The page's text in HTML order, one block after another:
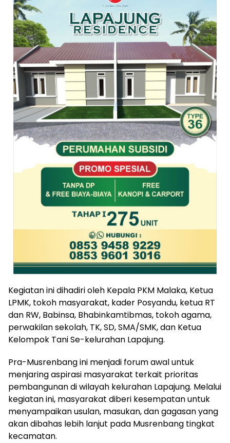
Kegiatan ini dihadiri oleh Kepala PKM Malaka, Ketua
LPMK, tokoh masyarakat, kader Posyandu, ketua RT
dan RW, Babinsa, Bhabinkamtibmas, tokoh agama,
perwakilan sekolah, TK, SD, SMA/SMK, dan Ketua
Kelompok Tani Se-kelurahan Lapajung.
Pra-Musrenbang ini menjadi forum awal untuk
menjaring aspirasi masyarakat terkait prioritas
pembangunan di wilayah kelurahan Lapajung. Melalui
kegiatan ini, masyarakat diberi kesempatan untuk
menyampaikan usulan, masukan, dan gagasan yang
akan dibahas lebih lanjut pada Musrenbang tingkat
kecamatan.